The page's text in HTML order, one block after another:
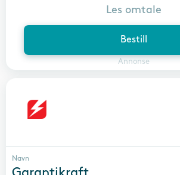
Bestill
Annonse
Les omtale
Navn